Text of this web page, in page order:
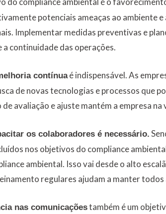
potenciais ameaças ao ambiente e
Implementar medidas preventivas e
a continuidade das operações.
contínuaé indispensável. As
de novas tecnologias e processos que
avaliação e ajuste mantém a empresa
os colaboradores é necessário.
nos objetivos do compliance
ambiental. Isso vai desde o alto
regulares ajudam a manter todos
nas comunicaçõestambém é um